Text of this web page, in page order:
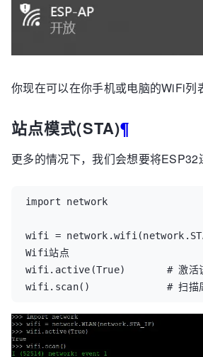
你现在可以在你手机或电脑的WiFi列
站点模式(STA)¶
更多的情况下，我们会想要将ESP32
import network
wifi = network .wifi (network .
Wifi站点
wifi . active (True)
# 激活
wifi . scan() # 扫描